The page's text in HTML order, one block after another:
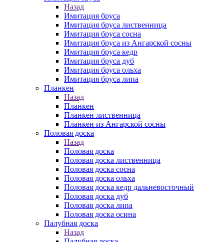
Назад
Имитация бруса
Имитация бруса лиственница
Имитация бруса сосна
Имитация бруса из Ангарской сосны
Имитация бруса кедр
Имитация бруса дуб
Имитация бруса ольха
Имитация бруса липа
Планкен
Назад
Планкен
Планкен лиственница
Планкен из Ангарской сосны
Половая доска
Назад
Половая доска
Половая доска лиственница
Половая доска сосна
Половая доска ольха
Половая доска кедр дальневосточный
Половая доска дуб
Половая доска липа
Половая доска осина
Палубная доска
Назад